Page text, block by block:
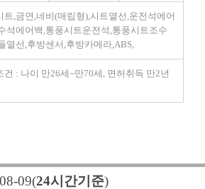
트,금연,네비(매립형),시트열선,운전석에어
석에어백,통풍시트운전석,통풍시트조수
열선,후방센서,후방카메라,ABS,
건 : 나이 만26세~만70세, 면허취득 만2년
09(24시간기준)